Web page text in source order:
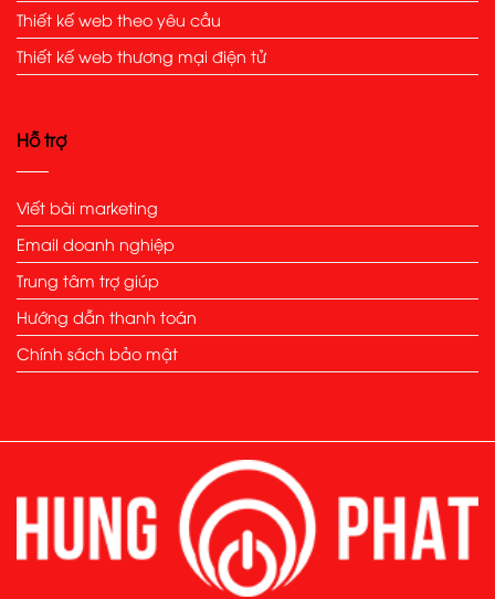
Thiết kế web theo yêu cầu
Thiết kế web thương mại điện tử
Hỗ trợ
Viết bài marketing
Email doanh nghiệp
Trung tâm trợ giúp
Hướng dẫn thanh toán
Chính sách bảo mật